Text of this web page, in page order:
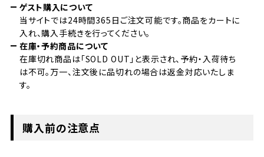
ゲスト購入について
当サイトでは24時間365日ご注文可能です。商品をカートに
入れ、購入手続きを行ってください。
在庫・予約商品について
在庫切れ商品は「SOLD OUT」と表示され、予約・入荷待ち
は不可。万一、注文後に品切れの場合は返金対応いたしま
す。
購入前の注意点